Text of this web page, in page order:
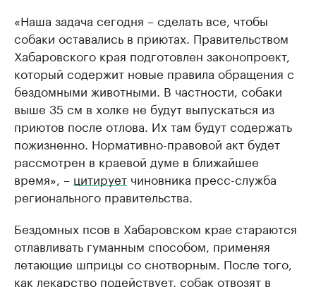
«Наша задача сегодня – сделать все, чтобы
собаки оставались в приютах. Правительством
Хабаровского края подготовлен законопроект,
который содержит новые правила обращения с
бездомными животными. В частности, собаки
выше 35 см в холке не будут выпускаться из
приютов после отлова. Их там будут содержать
пожизненно. Нормативно-правовой акт будет
рассмотрен в краевой думе в ближайшее
время», – цитирует чиновника пресс-служба
регионального правительства.
Бездомных псов в Хабаровском крае стараются
отлавливать гуманным способом, применяя
летающие шприцы со снотворным. После того,
как лекарство подействует, собак отвозят в